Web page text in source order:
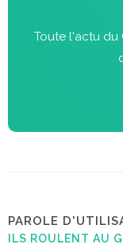
Toute l'actu du
PAROLE
ILS ROULENT AU